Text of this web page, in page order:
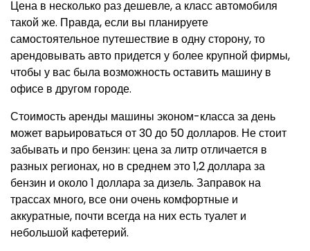
Цена в несколько раз дешевле, а класс автомобиля
такой же. Правда, если вы планируете
самостоятельное путешествие в одну сторону, то
арендовывать авто придется у более крупной фирмы,
чтобы у вас была возможность оставить машину в
офисе в другом городе.
Стоимость аренды машины эконом-класса за день
может варьироваться от 30 до 50 долларов. Не стоит
забывать и про бензин: цена за литр отличается в
разных регионах, но в среднем это 1,2 доллара за
бензин и около 1 доллара за дизель. Заправок на
трассах много, все они очень комфортные и
аккуратные, почти всегда на них есть туалет и
небольшой кафетерий.